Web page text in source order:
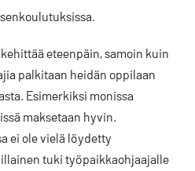
eteenpäin, samoin kuin
palkitaan heidän oppilaan
Esimerkiksi monissa
maksetaan hyvin.
ei ole vielä löydetty
tuki työpaikkaohjaajalle